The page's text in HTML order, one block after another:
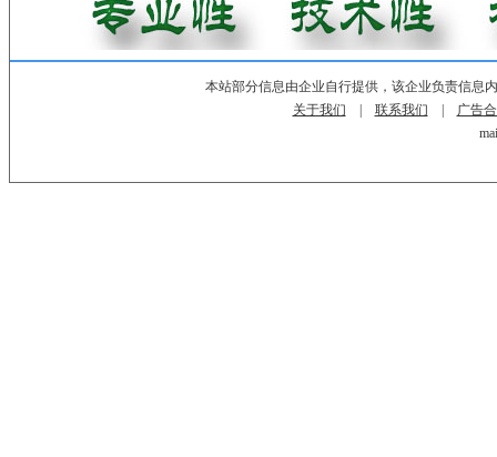
本站部分信息由企业自行提供，该企业负责信息
关于我们
联系我们
广告